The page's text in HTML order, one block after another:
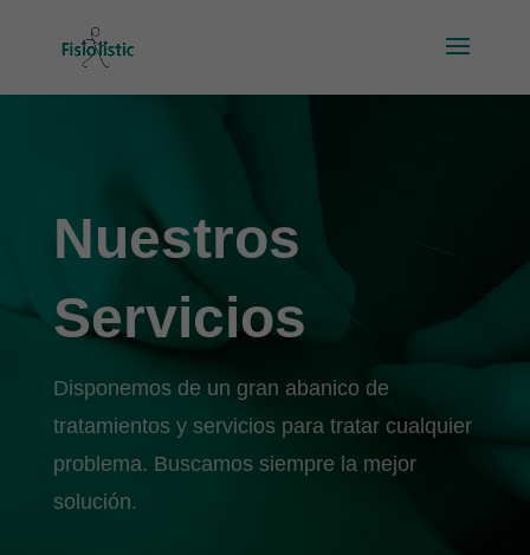
Nuestros
Servicios
Disponemos de un gran abanico de
tratamientos y servicios para tratar cualquier
problema. Buscamos siempre la mejor
solución.